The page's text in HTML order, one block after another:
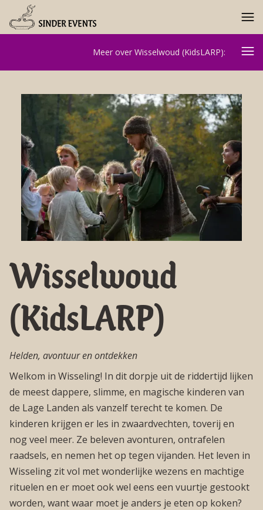
Meer over Wisselwoud (KidsLARP):
Wisselwoud
(KidsLARP)
Helden, avontuur en ontdekken
Welkom in Wisseling! In dit dorpje uit de riddertijd lijken
de meest dappere, slimme, en magische kinderen van
de Lage Landen als vanzelf terecht te komen. De
kinderen krijgen er les in zwaardvechten, toverij en
nog veel meer. Ze beleven avonturen, ontrafelen
raadsels, en nemen het op tegen vijanden. Het leven in
Wisseling zit vol met wonderlijke wezens en machtige
rituelen en er moet ook wel eens een vuurtje gestookt
worden, want waar moet je anders je eten op koken?